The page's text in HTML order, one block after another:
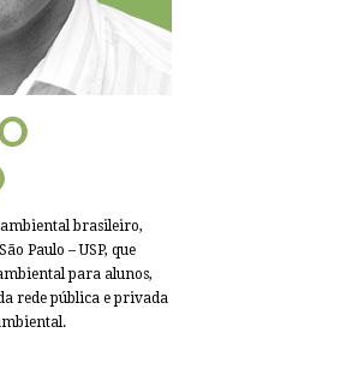
brasileiro,
Paulo – USP, que
para alunos,
rede pública e privada